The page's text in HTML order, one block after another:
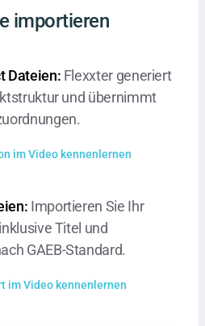
importieren
Dateien: Flexxter generiert
und übernimmt
im Video kennenlernen
Importieren Sie Ihr
Titel und
GAEB-Standard.
im Video kennenlernen